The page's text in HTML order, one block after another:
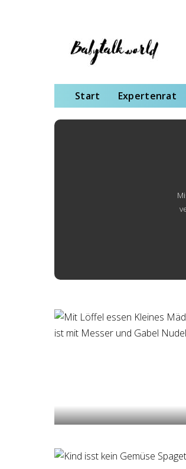
Start Expertenrat